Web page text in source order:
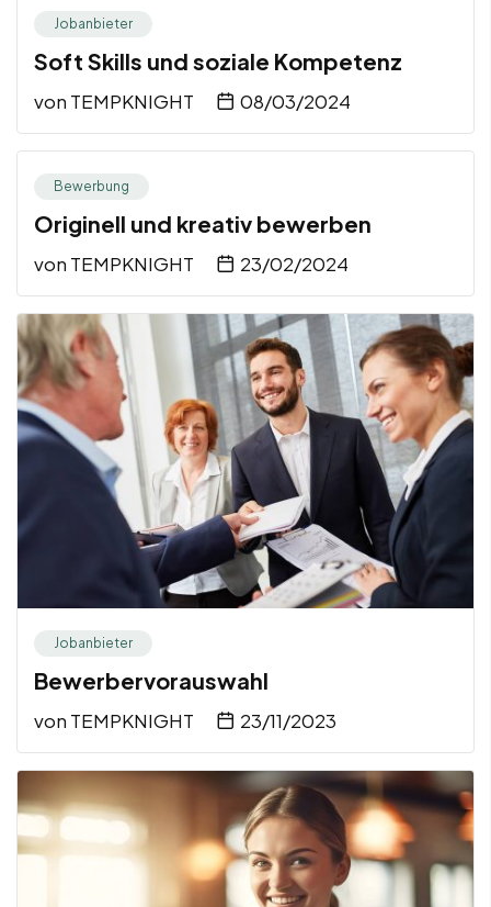
Jobanbieter
Soft Skills und soziale Kompetenz
von TEMPKNIGHT 08/03/2024
Bewerbung
Originell und kreativ bewerben
von TEMPKNIGHT 23/02/2024
Jobanbieter
Bewerbervorauswahl
von TEMPKNIGHT 23/11/2023